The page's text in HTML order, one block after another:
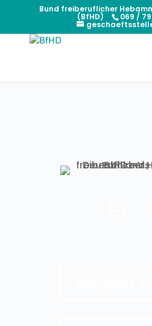
Bund freiberuflicher
(BfHD) 069 /